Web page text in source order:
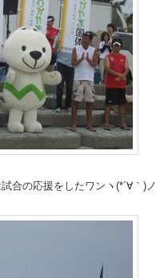
合の応援をしたワンヽ(*´∀｀)ノ